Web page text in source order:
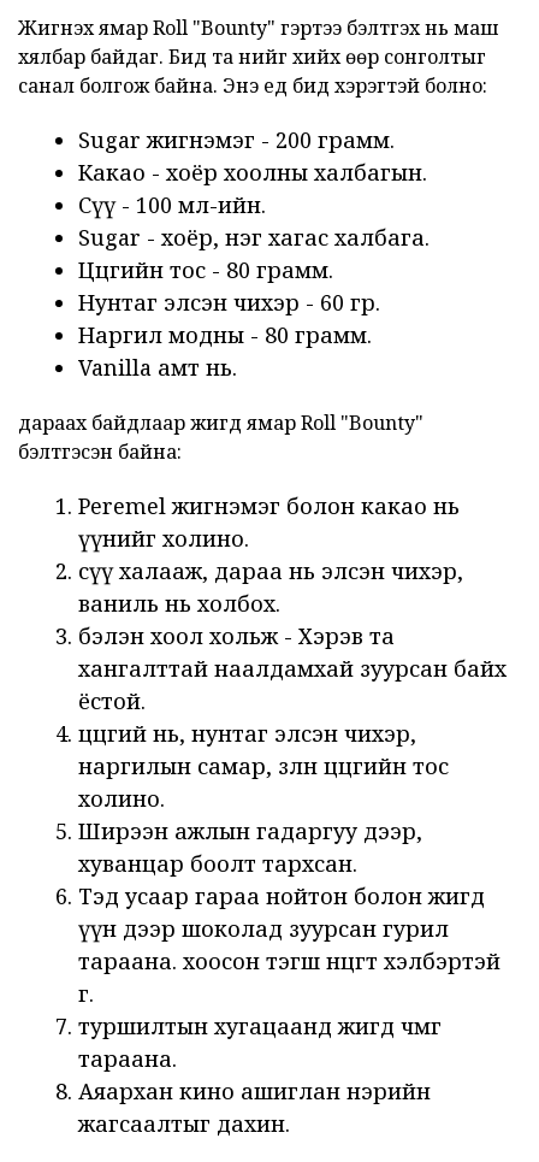
Жигнэх ямар Roll "Bounty" гэртээ бэлтгэх нь маш
хялбар байдаг. Бид та үүнийг хийх өөр сонголтыг
санал болгож байна. Энэ үед бид хэрэгтэй болно:
Sugar жигнэмэг - 200 грамм.
Какао - хоёр хоолны халбагын.
Сүү - 100 мл-ийн.
Sugar - хоёр, нэг хагас халбага.
Цөцгийн тос - 80 грамм.
Нунтаг элсэн чихэр - 60 гр.
Наргил модны - 80 грамм.
Vanilla амт нь.
дараах байдлаар жигд ямар Roll "Bounty"
бэлтгэсэн байна:
Peremel жигнэмэг болон какао нь
үүнийг холино.
сүү халааж, дараа нь элсэн чихэр,
ваниль нь холбох.
бэлэн хоол хольж - Хэрэв та
хангалттай наалдамхай зуурсан байх
ёстой.
цөцгий нь, нунтаг элсэн чихэр,
наргилын самар, зөөлөн цөцгийн тос
холино.
Ширээн ажлын гадаргуу дээр,
хуванцар боолт тархсан.
Тэд усаар гараа нойтон болон жигд
үүн дээр шоколад зуурсан гурил
тараана. хоосон тэгш өнцөгт хэлбэртэй
өг.
туршилтын хугацаанд жигд чөмөг
тараана.
Аяархан кино ашиглан нэрийн
жагсаалтыг дахин.